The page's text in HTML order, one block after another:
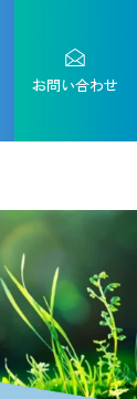
お問い合わせ